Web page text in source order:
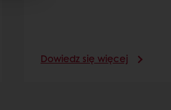
Dowiedz się więcej